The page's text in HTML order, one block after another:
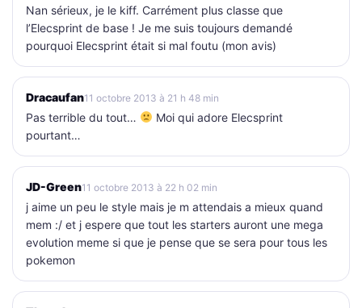
Nan sérieux, je le kiff. Carrément plus classe que
l’Elecsprint de base ! Je me suis toujours demandé
pourquoi Elecsprint était si mal foutu (mon avis)
Dracaufan11 octobre 2013 à 21 h 48 min
Pas terrible du tout…
Moi qui adore Elecsprint
pourtant…
JD-Green11 octobre 2013 à 22 h 02 min
j aime un peu le style mais je m attendais a mieux quand
mem :/ et j espere que tout les starters auront une mega
evolution meme si que je pense que se sera pour tous les
pokemon